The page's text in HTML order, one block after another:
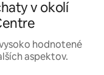
v okolí
hodnotené
aspektov.